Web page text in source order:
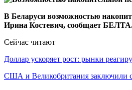
В Беларуси возможностью
Ирина Костевич, сообщает
Сейчас читают
Доллар ускоряет рост: рынки
США и Великобритания заключили